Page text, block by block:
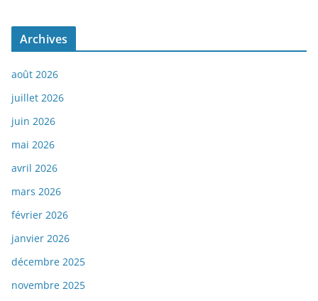
Archives
août 2026
juillet 2026
juin 2026
mai 2026
avril 2026
mars 2026
février 2026
janvier 2026
décembre 2025
novembre 2025